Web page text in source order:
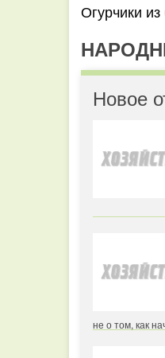
Огурчики из
Новое
не о том, как